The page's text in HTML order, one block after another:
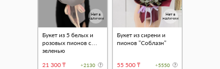
Нет в
наличии
Букет из 5 белых и
розовых пионов с
зеленью
21 300 ₸
+2130
Нет в
наличии
Букет из сирени и
пионов "Соблазн"
55 500 ₸ +5550